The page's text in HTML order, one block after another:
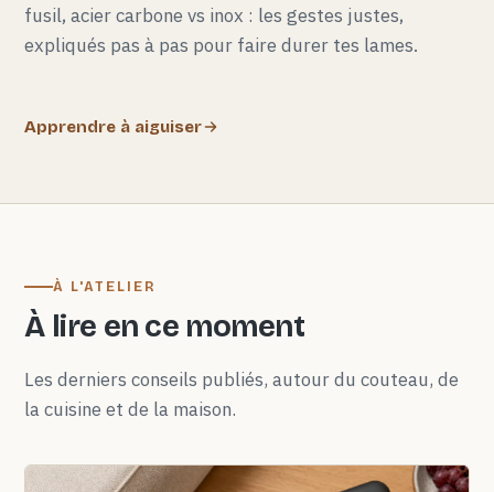
fusil, acier carbone vs inox : les gestes justes,
expliqués pas à pas pour faire durer tes lames.
Apprendre à aiguiser
À L'ATELIER
À lire en ce moment
Les derniers conseils publiés, autour du couteau, de
la cuisine et de la maison.